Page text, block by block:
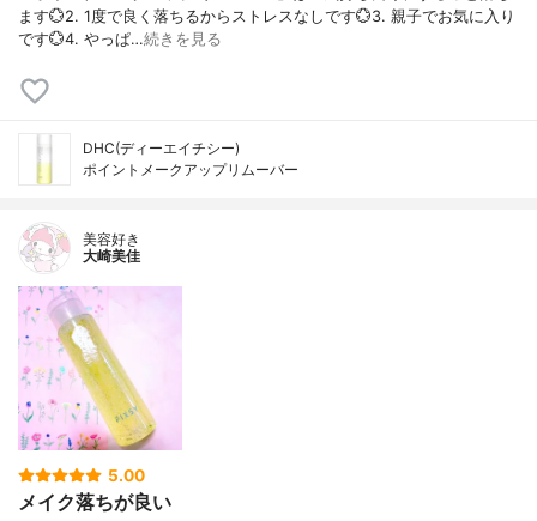
ます💮2. 1度で良く落ちるからストレスなしです💮3. 親子でお気に入り
です💮4. やっぱ…続きを見る
DHC(ディーエイチシー)
ポイントメークアップリムーバー
美容好き
大崎美佳
5.00
メイク落ちが良い